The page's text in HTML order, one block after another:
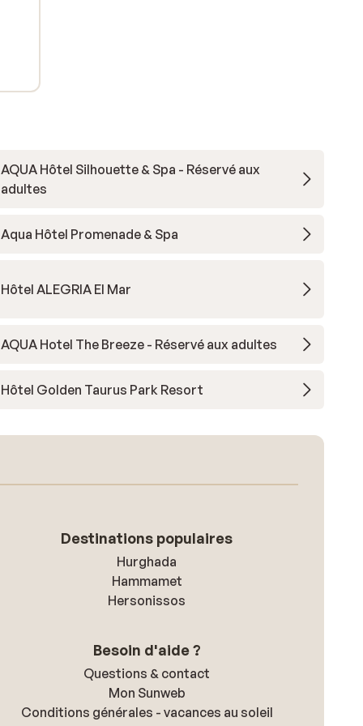
AQUA Hôtel Silhouette & Spa - Réservé aux
adultes
Aqua Hôtel Promenade & Spa
Hôtel ALEGRIA El Mar
AQUA Hotel The Breeze - Réservé aux adultes
Hôtel Golden Taurus Park Resort
Destinations populaires
Hurghada
Hammamet
Hersonissos
Besoin d'aide ?
Questions & contact
Mon Sunweb
Conditions générales - vacances au soleil